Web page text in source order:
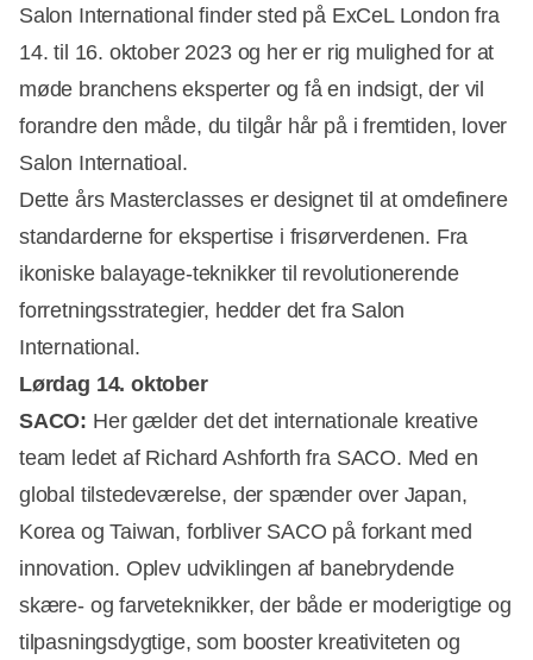
Salon International finder sted på ExCeL London fra
14. til 16. oktober 2023 og her er rig mulighed for at
møde branchens eksperter og få en indsigt, der vil
forandre den måde, du tilgår hår på i fremtiden, lover
Salon Internatioal.
Dette års Masterclasses er designet til at omdefinere
standarderne for ekspertise i frisørverdenen. Fra
ikoniske balayage-teknikker til revolutionerende
forretningsstrategier, hedder det fra Salon
International.
Annonce
Lørdag 14. oktober
SACO: Her gælder det det internationale kreative
team ledet af Richard Ashforth fra SACO. Med en
global tilstedeværelse, der spænder over Japan,
Korea og Taiwan, forbliver SACO på forkant med
innovation. Oplev udviklingen af banebrydende
skære- og farveteknikker, der både er moderigtige og
tilpasningsdygtige, som booster kreativiteten og